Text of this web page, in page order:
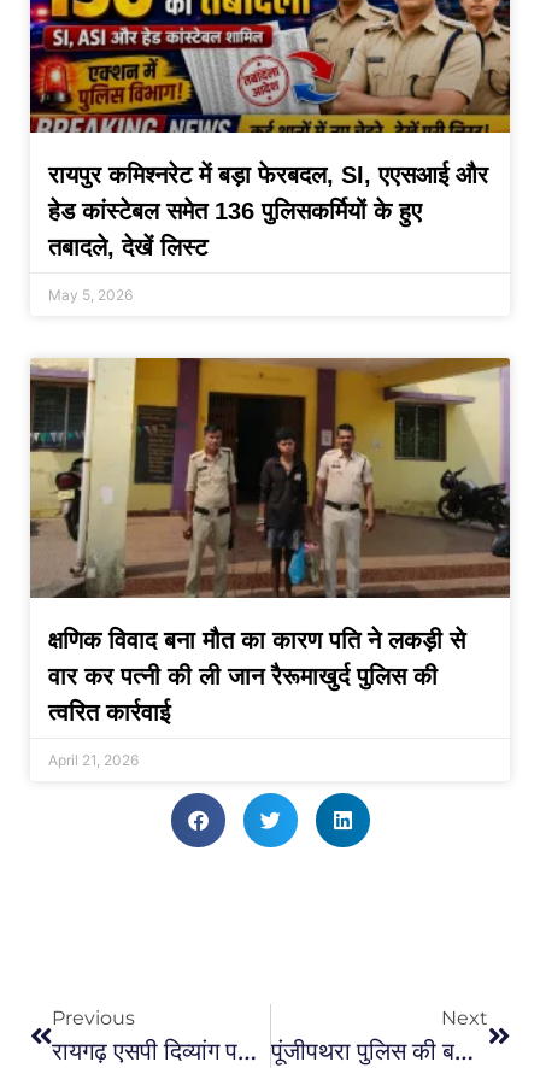
रायपुर कमिश्नरेट में बड़ा फेरबदल, SI, एएसआई और
हेड कांस्टेबल समेत 136 पुलिसकर्मियों के हुए
तबादले, देखें लिस्ट
May 5, 2026
क्षणिक विवाद बना मौत का कारण पति ने लकड़ी से
वार कर पत्नी की ली जान रैरूमाखुर्द पुलिस की
त्वरित कार्रवाई
April 21, 2026
Previous
रायगढ़ एसपी दिव्यांग पटेल ने मोबाइल स्वामियों को लौटाए 54 गुम मोबाइल …
Next
पूंजीपथरा पुलिस की बड़ी कामयाबी: BSNL टावर जनरेटर चोरी करने वाले गिरोह का भंडाफोड़ तीन आरोपी गिरफ्तार…